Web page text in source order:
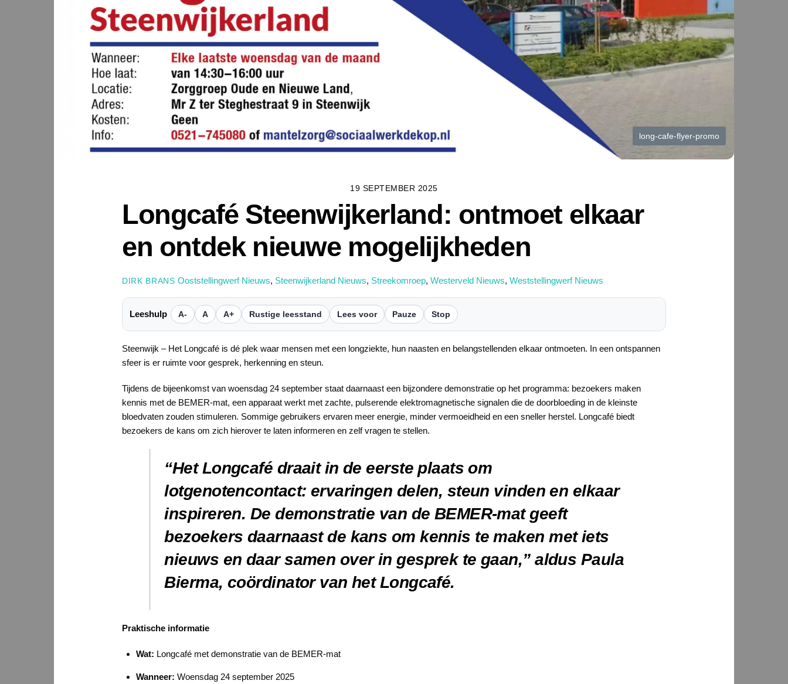
long-cafe-flyer-promo
19 SEPTEMBER 2025
Longcafé Steenwijkerland: ontmoet elkaar
en ontdek nieuwe mogelijkheden
DIRK BRANS Ooststellingwerf Nieuws, Steenwijkerland Nieuws, Streekomroep, Westerveld Nieuws, Weststellingwerf Nieuws
Leeshulp A- A A+ Rustige leesstand Lees voor Pauze Stop
Steenwijk – Het Longcafé is dé plek waar mensen met een longziekte, hun naasten en belangstellenden elkaar ontmoeten. In een ontspannen
sfeer is er ruimte voor gesprek, herkenning en steun.
Tijdens de bijeenkomst van woensdag 24 september staat daarnaast een bijzondere demonstratie op het programma: bezoekers maken
kennis met de BEMER-mat, een apparaat werkt met zachte, pulserende elektromagnetische signalen die de doorbloeding in de kleinste
bloedvaten zouden stimuleren. Sommige gebruikers ervaren meer energie, minder vermoeidheid en een sneller herstel. Longcafé biedt
bezoekers de kans om zich hierover te laten informeren en zelf vragen te stellen.
“Het Longcafé draait in de eerste plaats om
lotgenotencontact: ervaringen delen, steun vinden en elkaar
inspireren. De demonstratie van de BEMER-mat geeft
bezoekers daarnaast de kans om kennis te maken met iets
nieuws en daar samen over in gesprek te gaan,” aldus Paula
Bierma, coördinator van het Longcafé.
Praktische informatie
Wat: Longcafé met demonstratie van de BEMER-mat
Wanneer: Woensdag 24 september 2025